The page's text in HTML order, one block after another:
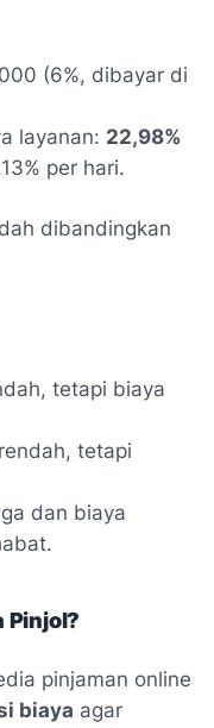
(6%, dibayar di
layanan: 22,98%
per hari.
dibandingkan
tetapi biaya
tetapi
dan biaya
Pinjol?
pinjaman online
biaya agar